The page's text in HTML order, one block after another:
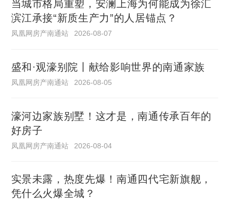
当城市格局重塑，安澜上海为何能成为徐汇
滨江承接“新质生产力”的人居锚点？
凤凰网房产南通站 2026-08-07
盛和·观濠别院丨献给影响世界的南通家族
凤凰网房产南通站 2026-08-05
濠河边家族别墅！这才是，南通传承百年的
好房子
凤凰网房产南通站 2026-08-04
实景未露，热度先爆！南通四代宅新旗舰，
凭什么火爆全城？